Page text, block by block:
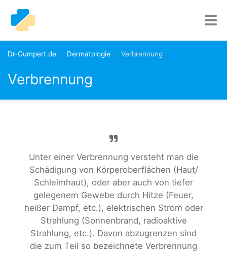
Dr-Gumpert.de Dermatologie Verbrennung
Verbrennung
Unter einer Verbrennung versteht man die
Schädigung von Körperoberflächen (Haut/
Schleimhaut), oder aber auch von tiefer
gelegenem Gewebe durch Hitze (Feuer,
heißer Dampf, etc.), elektrischen Strom oder
Strahlung (Sonnenbrand, radioaktive
Strahlung, etc.). Davon abzugrenzen sind
die zum Teil so bezeichnete Verbrennung